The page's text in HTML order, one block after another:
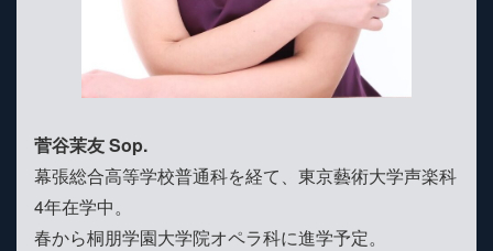
菅谷茉友 Sop.
幕張総合高等学校普通科を経て、東京藝術大学声楽科
4年在学中。
春から桐朋学園大学院オペラ科に進学予定。